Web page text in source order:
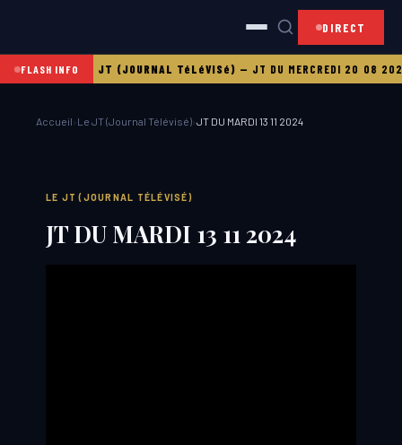
DIRECT
FLASH INFO
21 08 2025LE JT (JOURNAL TéLéVISé)—JT DU MERCREDI 20 08 2025
Accueil › Le JT (Journal Télévisé)›JT DU MARDI 13 11 2024
LE JT (JOURNAL TÉLÉVISÉ)
JT DU MARDI 13 11 2024